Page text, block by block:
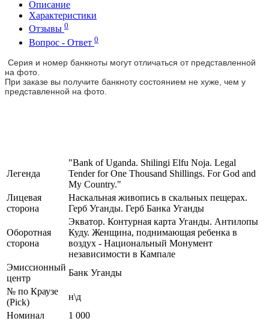
Описание
Характеристики
Отзывы 0
Вопрос - Ответ 0
Серия и номер банкноты могут отличаться от представленной
на фото.
При заказе вы получите банкноту состоянием не хуже, чем у
представленной на фото.
Легенда
"Bank of Uganda. Shilingi Elfu Noja. Legal
Tender for One Thousand Shillings. For God and
My Country."
Лицевая
сторона
Наскальная живопись в скальных пещерах.
Герб Уганды. Герб Банка Уганды
Оборотная
сторона
Экватор. Контурная карта Уганды. Антилопы
Куду. Женщина, поднимающая ребенка в
воздух - Национальный Монумент
независимости в Кампале
Эмиссионный
центр
Банк Уганды
№ по Краузе
(Pick)
н\д
Номинал
1 000